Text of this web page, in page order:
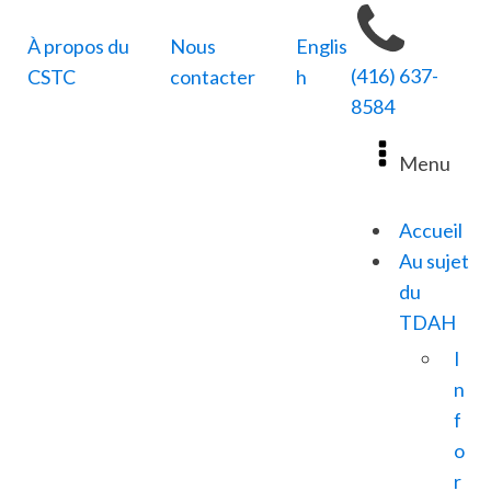
À propos du
CSTC
Nous
contacter
Englis
h
(416) 637-
8584
Menu
Accueil
Au sujet
du
TDAH
I
n
f
o
r